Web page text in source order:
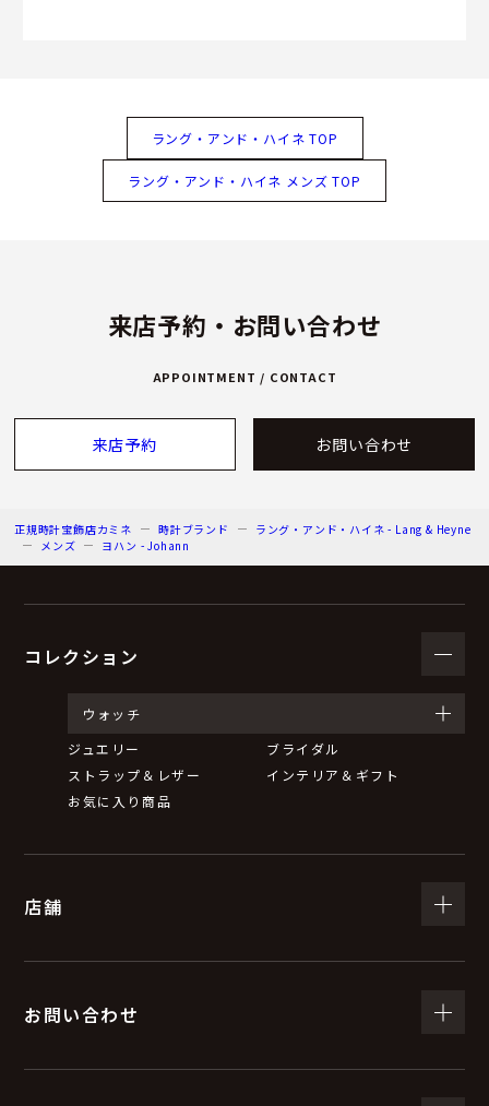
ラング・アンド・ハイネ TOP
ラング・アンド・ハイネ メンズ TOP
来店予約・お問い合わせ
APPOINTMENT / CONTACT
来店予約 お問い合わせ
正規時計宝飾店カミネ 時計ブランド
ラング・アンド・ハイネ - Lang & Heyne
メンズ
ヨハン - Johann
コレクション
ウォッチ
ジュエリー
ブライダル
ストラップ＆レザー
インテリア＆ギフト
お気に入り商品
店舗
お問い合わせ